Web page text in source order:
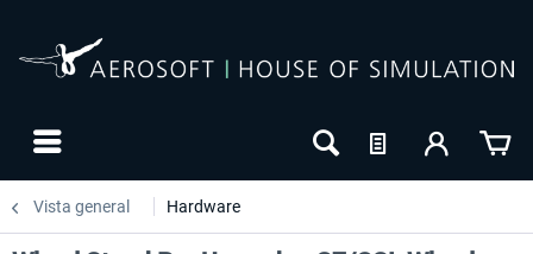
Vista general Hardware